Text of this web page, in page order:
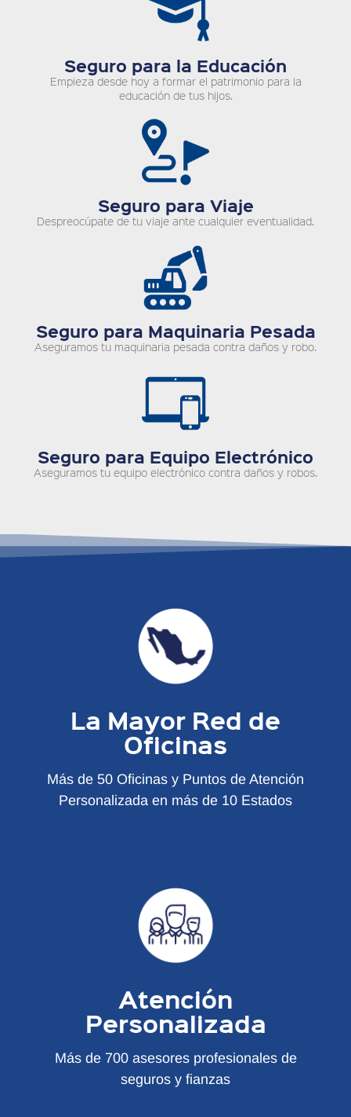
Seguro para la Educación
Empieza desde hoy a formar el patrimonio para la
educación de tus hijos.
Seguro para Viaje
Despreocúpate de tu viaje ante cualquier eventualidad.
Seguro para Maquinaria Pesada
Aseguramos tu maquinaria pesada contra daños y robo.
Seguro para Equipo Electrónico
Aseguramos tu equipo electrónico contra daños y robos.
La Mayor Red de
Oficinas
Más de 50 Oficinas y Puntos de Atención
Personalizada en más de 10 Estados
Atención
Personalizada
Más de 700 asesores profesionales de
seguros y fianzas